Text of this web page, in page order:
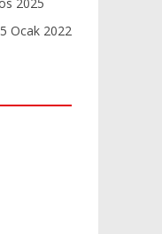
5 Ocak 2022